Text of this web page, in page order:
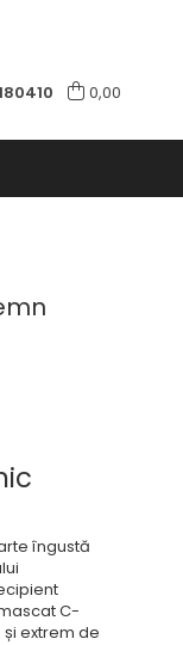
0,00
îngustă
C-
extrem de